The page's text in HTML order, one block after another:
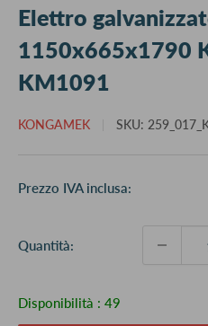
Elettro
1150x665x1790
KM1091
KONGAMEK SKU:
Prezzo IVA inclusa:
Quantità:
Disponibilità : 49